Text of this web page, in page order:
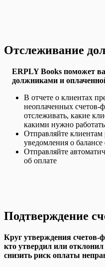
Отслеживание
ERPLY Books поможет
должниками и
В отчете о клиентах
неоплаченных счетов-
отслеживать, какие
какими нужно
Отправляйте
уведомления о балансе
Отправляйте
об оплате
Подтверждение
Круг утверждения счетов-
кто утвердил или
снизить риск оплаты